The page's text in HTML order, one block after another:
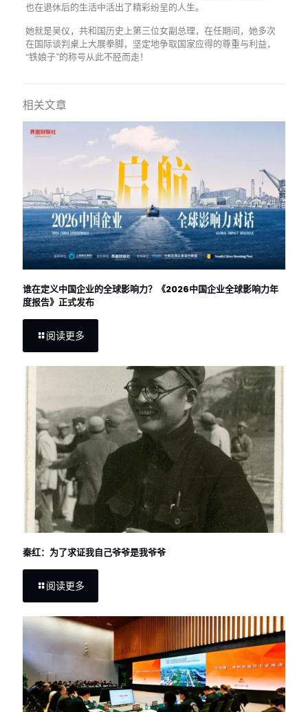
也在退休后的生活中活出了精彩纷呈的人生。
她就是吴仪，共和国历史上第三位女副总理，在任期间，她多次
在国际谈判桌上大展拳脚，坚定地争取国家应得的尊重与利益，
“铁娘子”的称号从此不胫而走！
相关文章
谁在定义中国企业的全球影响力？《2026中国企业全球影响力年
度报告》正式发布
阅读更多
秦红：为了求证我自己爷爷是我爷爷
阅读更多